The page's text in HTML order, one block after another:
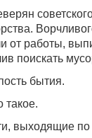
от работы,
поискать
бытия.
такое.
выходящие